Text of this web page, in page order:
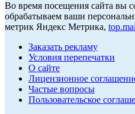
Во время посещения сайта вы
обрабатываем ваши
метрик Яндекс Метрика,
Заказать рекламу
Условия перепечатки
О сайте
Лицензионное
Частые вопросы
Пользовательское